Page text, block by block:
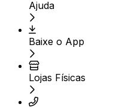
Ajuda
Baixe o App
Lojas Físicas